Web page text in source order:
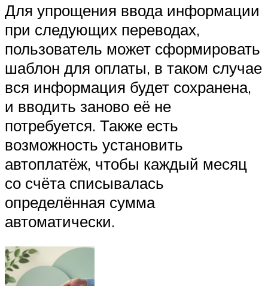
Для упрощения ввода информации
при следующих переводах,
пользователь может сформировать
шаблон для оплаты, в таком случае
вся информация будет сохранена,
и вводить заново её не
потребуется. Также есть
возможность установить
автоплатёж, чтобы каждый месяц
со счёта списывалась
определённая сумма
автоматически.